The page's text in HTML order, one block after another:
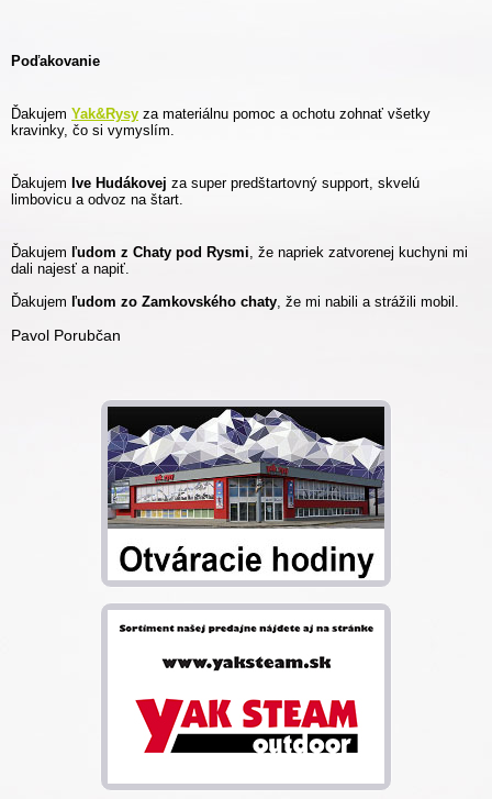
Poďakovanie
Ďakujem Yak&Rysy za materiálnu pomoc a ochotu zohnať všetky
kravinky, čo si vymyslím.
Ďakujem Ive Hudákovej za super predštartovný support, skvelú
limbovicu a odvoz na štart.
Ďakujem ľudom z Chaty pod Rysmi , že napriek zatvorenej kuchyni mi
dali najesť a napiť.
Ďakujem ľudom zo Zamkovského chaty , že mi nabili a strážili mobil.
Pavol Porubčan